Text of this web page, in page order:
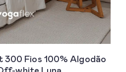
300 Fios 100% Algodão